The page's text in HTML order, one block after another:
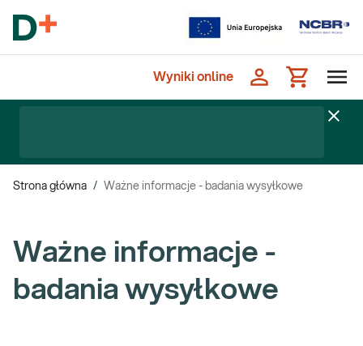
Wyniki online
Strona główna / Ważne informacje - badania wysyłkowe
Ważne informacje -
badania wysyłkowe